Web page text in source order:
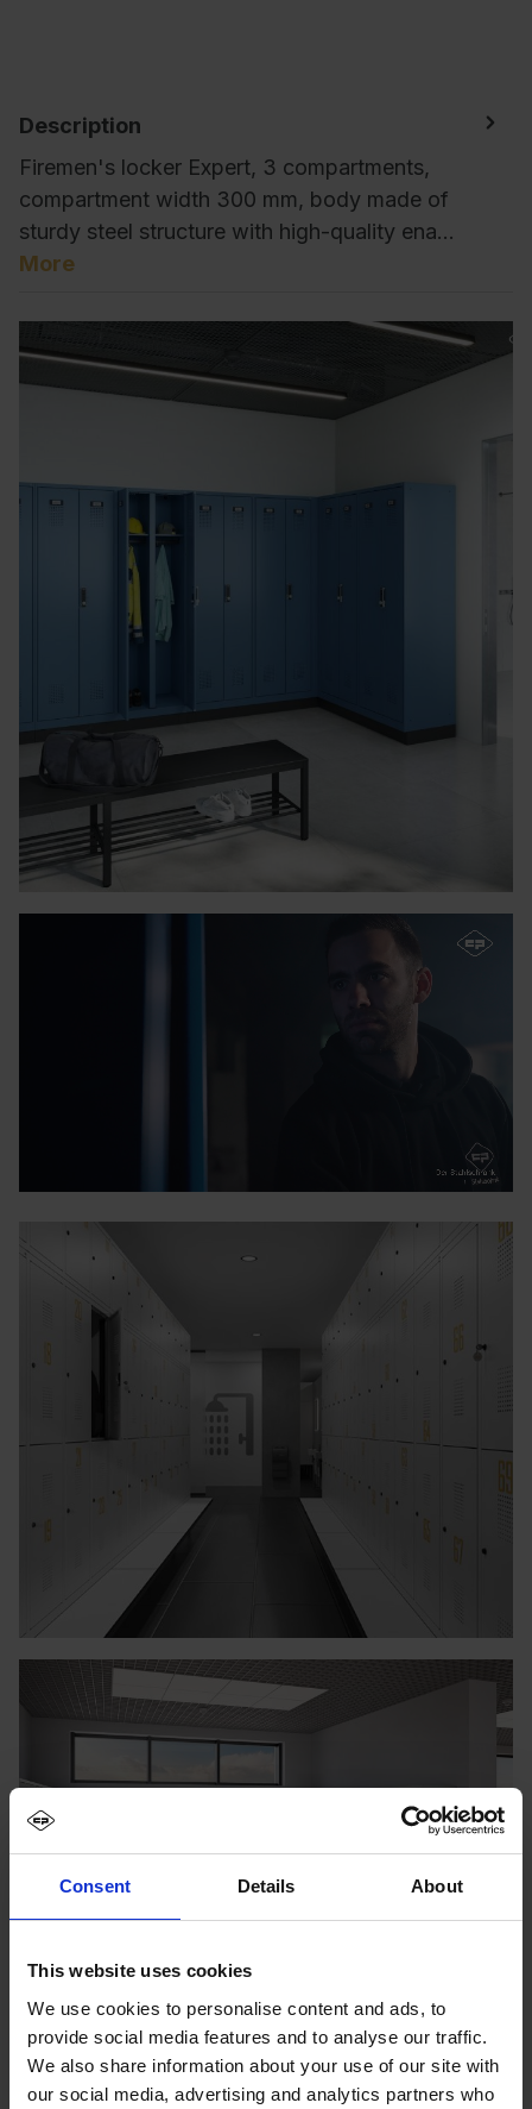
Consent Details About
This website uses cookies
We use cookies to personalise content and ads, to
provide social media features and to analyse our traffic.
We also share information about your use of our site with
our social media, advertising and analytics partners who
Description
Firemen's locker Expert, 3 compartments,
compartment width 300 mm, body made of
sturdy steel structure with high-quality ena…
More